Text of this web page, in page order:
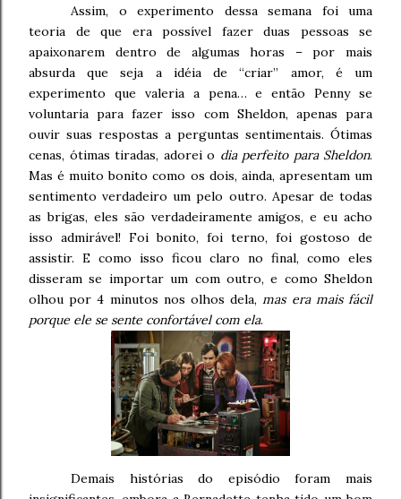
Assim, o experimento dessa semana foi uma
teoria de que era possível fazer duas pessoas se
apaixonarem dentro de algumas horas – por mais
absurda que seja a idéia de “criar” amor, é um
experimento que valeria a pena… e então Penny se
voluntaria para fazer isso com Sheldon, apenas para
ouvir suas respostas a perguntas sentimentais. Ótimas
cenas, ótimas tiradas, adorei o dia perfeito para Sheldon.
Mas é muito bonito como os dois, ainda, apresentam um
sentimento verdadeiro um pelo outro. Apesar de todas
as brigas, eles são verdadeiramente amigos, e eu acho
isso admirável! Foi bonito, foi terno, foi gostoso de
assistir. E como isso ficou claro no final, como eles
disseram se importar um com outro, e como Sheldon
olhou por 4 minutos nos olhos dela,mas era mais fácil
porque ele se sente confortável com ela.
Demais histórias do episódio foram mais